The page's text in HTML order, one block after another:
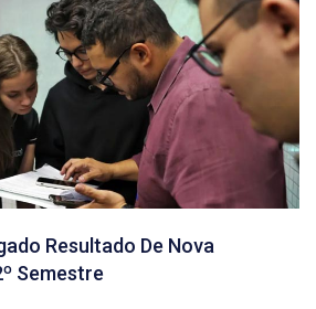
Resultado De Nova
Semestre